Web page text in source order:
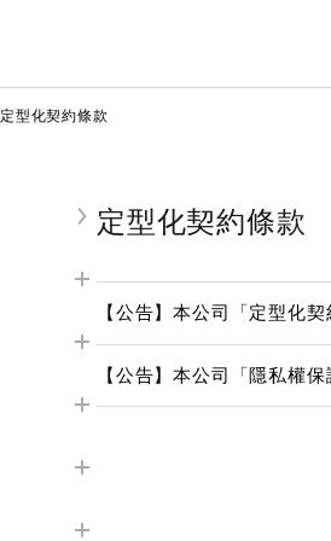
定型化契約條款
定型化契約條款
【公告】本公司「定型化
【公告】本公司「隱私權